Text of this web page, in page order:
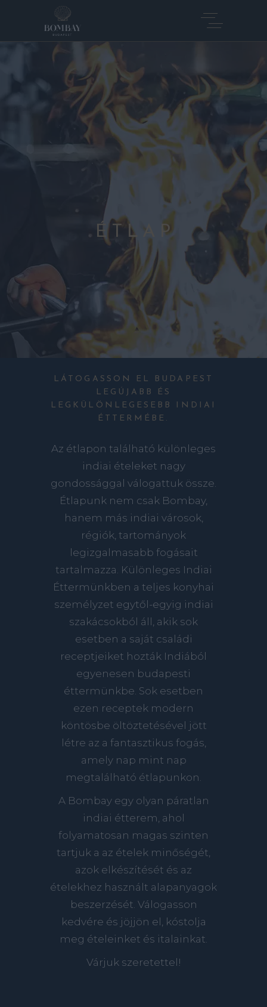
ÉTLAP
LÁTOGASSON EL BUDAPEST
LEGÚJABB ÉS
LEGKÜLÖNLEGESEBB INDIAI
ÉTTERMÉBE.
Az étlapon található különleges
indiai ételeket nagy
gondossággal válogattuk össze.
Étlapunk nem csak Bombay,
hanem más indiai városok,
régiók, tartományok
legizgalmasabb fogásait
tartalmazza. Különleges Indiai
Éttermünkben a teljes konyhai
személyzet egytől-egyig indiai
szakácsokból áll, akik sok
esetben a saját családi
receptjeiket hozták Indiából
egyenesen budapesti
éttermünkbe. Sok esetben
ezen receptek modern
köntösbe öltöztetésével jött
létre az a fantasztikus fogás,
amely nap mint nap
megtalálható étlapunkon.
A Bombay egy olyan páratlan
indiai étterem, ahol
folyamatosan magas szinten
tartjuk a az ételek minőségét,
azok elkészítését és az
ételekhez használt alapanyagok
beszerzését. Válogasson
kedvére és jöjjön el, kóstolja
meg ételeinket és italainkat.
Várjuk szeretettel!